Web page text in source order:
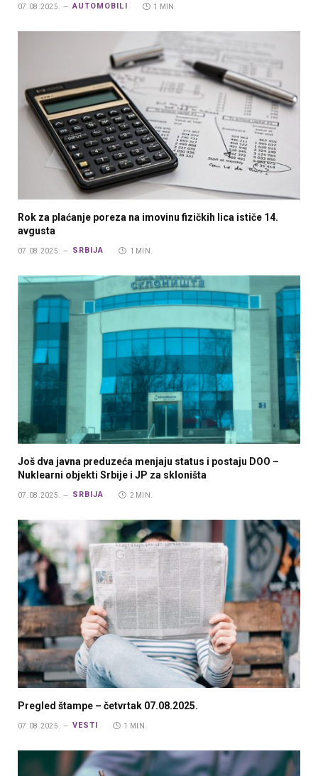
07.08.2025. AUTOMOBILI 1 MIN.
Rok za plaćanje poreza na imovinu fizičkih lica ističe 14.
avgusta
07.08.2025. SRBIJA 1 MIN.
Još dva javna preduzeća menjaju status i postaju DOO –
Nuklearni objekti Srbije i JP za skloništa
07.08.2025. SRBIJA 2 MIN.
Pregled štampe – četvrtak 07.08.2025.
07.08.2025. VESTI 1 MIN.